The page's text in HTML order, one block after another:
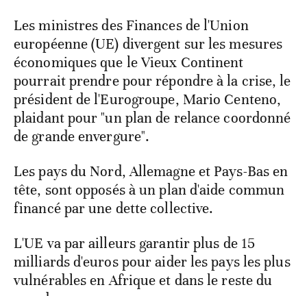
Les ministres des Finances de l'Union
européenne (UE) divergent sur les mesures
économiques que le Vieux Continent
pourrait prendre pour répondre à la crise, le
président de l'Eurogroupe, Mario Centeno,
plaidant pour "un plan de relance coordonné
de grande envergure".
Les pays du Nord, Allemagne et Pays-Bas en
tête, sont opposés à un plan d'aide commun
financé par une dette collective.
L'UE va par ailleurs garantir plus de 15
milliards d'euros pour aider les pays les plus
vulnérables en Afrique et dans le reste du